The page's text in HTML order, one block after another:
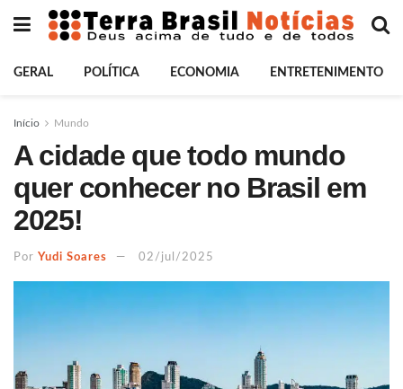
GERAL POLÍTICA ECONOMIA ENTRETENIMENTO
Início Mundo
A cidade que todo mundo
quer conhecer no Brasil em
2025!
Por Yudi Soares 02/jul/2025